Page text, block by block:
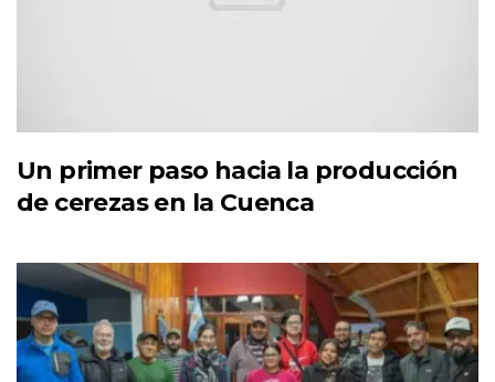
Un primer paso hacia la producción
de cerezas en la Cuenca